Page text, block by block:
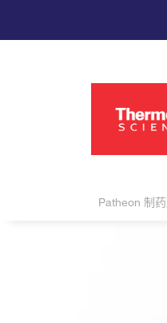
Patheon 制